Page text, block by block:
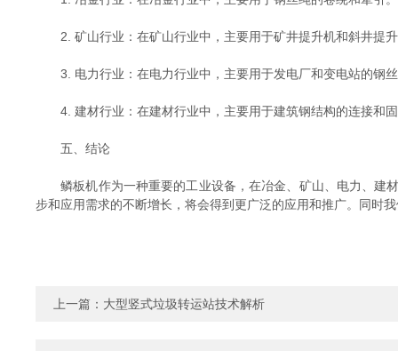
2. 矿山行业：在矿山行业中，主要用于矿井提升机和斜井提
3. 电力行业：在电力行业中，主要用于发电厂和变电站的钢
4. 建材行业：在建材行业中，主要用于建筑钢结构的连接和
五、结论
鳞板机作为一种重要的工业设备，在冶金、矿山、电力、建材
步和应用需求的不断增长，将会得到更广泛的应用和推广。同时
上一篇： 大型竖式垃圾转运站技术解析